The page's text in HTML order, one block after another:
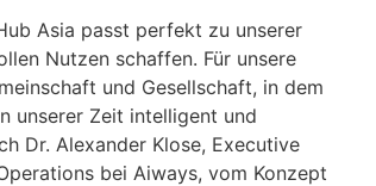
Asia passt perfekt zu unserer
Nutzen schaffen. Für unsere
und Gesellschaft, in dem
unserer Zeit intelligent und
Dr. Alexander Klose, Executive
bei Aiways, vom Konzept